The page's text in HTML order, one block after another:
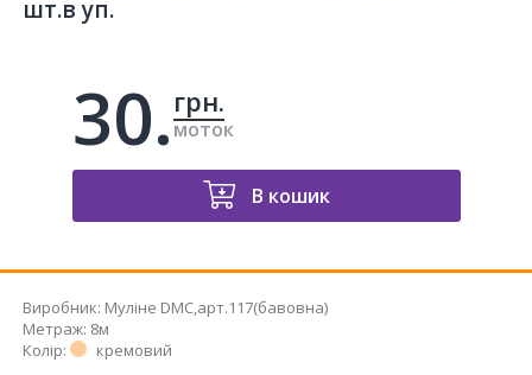
шт.в уп.
30. грн.
моток
В кошик
Виробник: Муліне DMC,арт.117(бавовна)
Метраж: 8м
Колір: кремовий